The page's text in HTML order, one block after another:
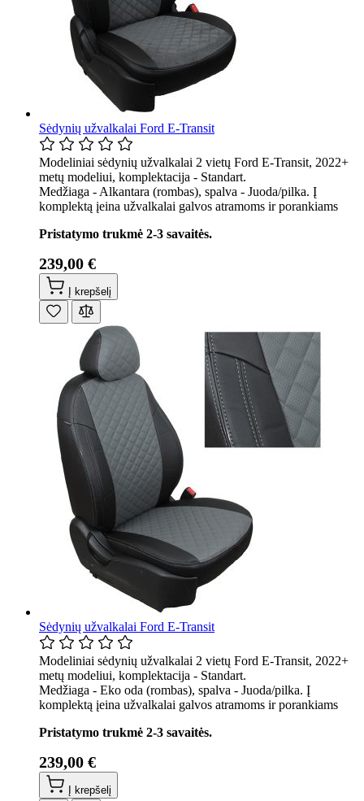
Sėdynių užvalkalai Ford E-Transit
Modeliniai sėdynių užvalkalai 2 vietų Ford E-Transit, 2022+
metų modeliui, komplektacija - Standart.
Medžiaga - Alkantara (rombas), spalva - Juoda/pilka. Į
komplektą įeina užvalkalai galvos atramoms ir porankiams
Pristatymo trukmė 2-3 savaitės.
239,00 €
Į krepšelį
Sėdynių užvalkalai Ford E-Transit
Modeliniai sėdynių užvalkalai 2 vietų Ford E-Transit, 2022+
metų modeliui, komplektacija - Standart.
Medžiaga - Eko oda (rombas), spalva - Juoda/pilka. Į
komplektą įeina užvalkalai galvos atramoms ir porankiams
Pristatymo trukmė 2-3 savaitės.
239,00 €
Į krepšelį